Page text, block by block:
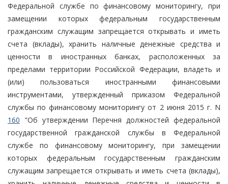
Федеральной службе по финансовому мониторингу, при
замещении которых федеральным государственным
гражданским служащим запрещается открывать и иметь
счета (вклады), хранить наличные денежные средства и
ценности в иностранных банках, расположенных за
пределами территории Российской Федерации, владеть и
(или) пользоваться иностранными финансовыми
инструментами, утвержденный приказом Федеральной
службы по финансовому мониторингу от 2 июня 2015 г. N
160 "Об утверждении Перечня должностей федеральной
государственной гражданской службы в Федеральной
службе по финансовому мониторингу, при замещении
которых федеральным государственным гражданским
служащим запрещается открывать и иметь счета (вклады),